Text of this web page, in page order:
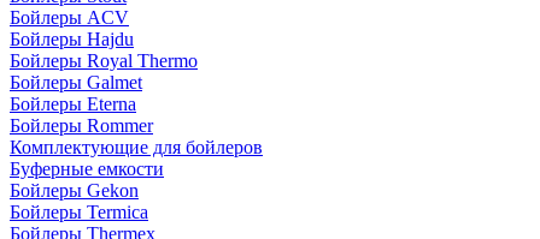
Бойлеры ACV
Бойлеры Hajdu
Бойлеры Royal Thermo
Бойлеры Galmet
Бойлеры Eterna
Бойлеры Rommer
Комплектующие для бойлеров
Буферные емкости
Бойлеры Gekon
Бойлеры Termica
Бойлеры Thermex